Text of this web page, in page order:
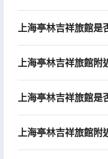
上海亭林吉祥旅館是
上海亭林吉祥旅館附
上海亭林吉祥旅館是
上海亭林吉祥旅館附